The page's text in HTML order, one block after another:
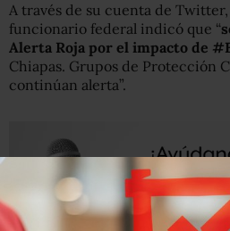
A través de su cuenta de
funcionario federal indicó que “
Alerta Roja por el impacto de
Chiapas. Grupos de Protección
continúan alerta”.